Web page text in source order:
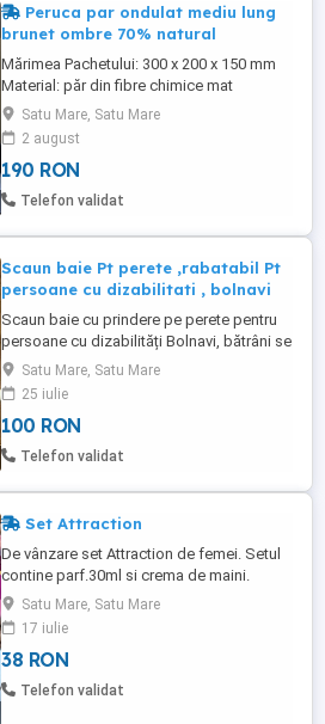
Peruca par ondulat mediu lung
brunet ombre 70% natural
Mărimea Pachetului: 300 x 200 x 150 mm
Material: păr din fibre chimice mat
rezistent la temperaturi înalte Lungime: 65
cm Tehnologia de prelucrare: mecanism
Material pentru linia părului: mătase la
temperatură înaltă Nuanța pielii aplicabilă:
orice nuanță a pielii Forma feței aplicabilă:
Satu Mare, Satu Mare
2 august
190 RON
Telefon validat
Scaun baie Pt perete ,rabatabil Pt
persoane cu dizabilitati , bolnavi
Scaun baie cu prindere pe perete pentru
persoane cu dizabilități Bolnavi, bătrâni se
prinde pe perete în patru șuruburi, scaunul
se pliază pe perete ca să ofere mai mult
spațiu
Satu Mare, Satu Mare
25 iulie
100 RON
Telefon validat
Set Attraction
De vânzare set Attraction de femei. Setul
contine parf.30ml si crema de maini.
Foarte bun cadou de Mos de Craciun de zi
de naștere.
Satu Mare, Satu Mare
17 iulie
38 RON
Telefon validat